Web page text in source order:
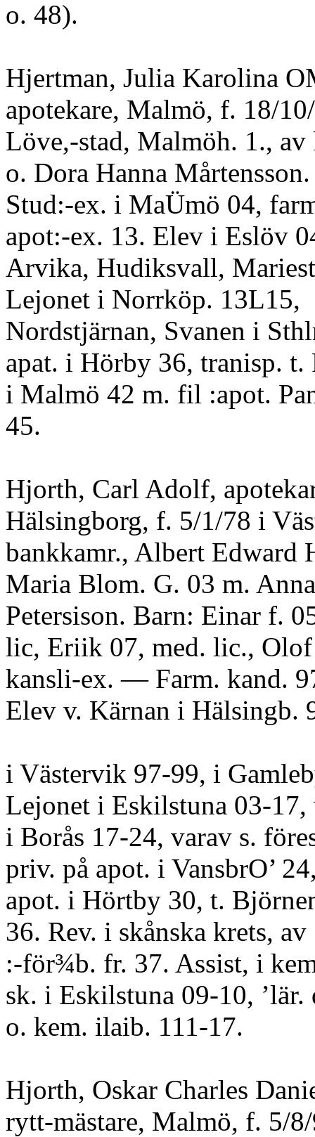
o. 48).
Hjertman, Julia Karolina
apotekare, Malmö, f. 18/
Löve,-stad, Malmöh. 1., av
o. Dora Hanna
Stud:-ex. i MaÜmö 04,
apot:-ex. 13. Elev i Eslöv
Arvika, Hudiksvall,
Lejonet i Norrköp. 13L15,
Nordstjärnan, Svanen i
apat. i Hörby 36, tranisp.
i Malmö 42 m. fil :apot.
45.
Hjorth, Carl Adolf,
Hälsingborg, f. 5/1/78 i
bankkamr., Albert Edward
Maria Blom. G. 03 m.
Petersison. Barn: Einar f.
lic, Eriik 07, med. lic.,
kansli-ex. — Farm. kand.
Elev v. Kärnan i Hälsingb.
i Västervik 97-99, i
Lejonet i Eskilstuna 03-17,
i Borås 17-24, varav s.
priv. på apot. i VansbrO’
apot. i Hörtby 30, t.
36. Rev. i skånska krets, av
:-för¾b. fr. 37. Assist, i
sk. i Eskilstuna 09-10,
o. kem. ilaib. 111-17.
Hjorth, Oskar Charles
rytt-mästare, Malmö, f. 5/